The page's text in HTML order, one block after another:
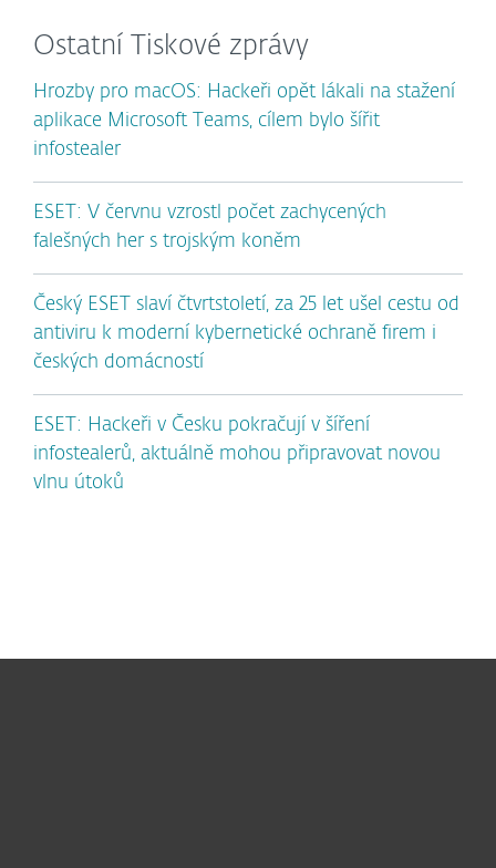
Ostatní Tiskové zprávy
Hrozby pro macOS: Hackeři opět lákali na stažení
aplikace Microsoft Teams, cílem bylo šířit
infostealer
ESET: V červnu vzrostl počet zachycených
falešných her s trojským koněm
Český ESET slaví čtvrtstoletí, za 25 let ušel cestu od
antiviru k moderní kybernetické ochraně firem i
českých domácností
ESET: Hackeři v Česku pokračují v šíření
infostealerů, aktuálně mohou připravovat novou
vlnu útoků